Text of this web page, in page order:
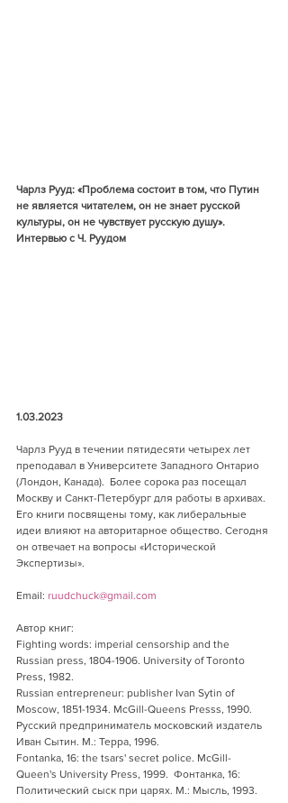
Чарлз Рууд: «Проблема состоит в том, что Путин
не является читателем, он не знает русской
культуры, он не чувствует русскую душу».
Интервью с Ч. Руудом
1.03.2023
Чарлз Рууд в течении пятидесяти четырех лет
преподавал в Университете Западного Онтарио
(Лондон, Канада).  Более сорока раз посещал
Москву и Санкт-Петербург для работы в архивах.
Его книги посвящены тому, как либеральные
идеи влияют на авторитарное общество. Сегодня
он отвечает на вопросы «Исторической
Экспертизы».
Email: ruudchuck@gmail.com
Автор книг:
Fighting words: imperial censorship and the
Russian press, 1804-1906. University of Toronto
Press, 1982.
Russian entrepreneur: publisher Ivan Sytin of
Moscow, 1851-1934. McGill-Queens Presss, 1990.
Русский предприниматель московский издатель
Иван Сытин. М.: Терра, 1996.
Fontanka, 16: the tsars' secret police. McGill-
Queen's University Press, 1999.  Фонтанка, 16:
Политический сыск при царях. М.: Мысль, 1993.